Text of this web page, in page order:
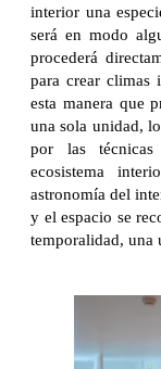
interior una
será en modo
procederá
para crear climas
esta manera que
una sola unidad,
por las
ecosistema
astronomía del
y el espacio se
temporalidad, una